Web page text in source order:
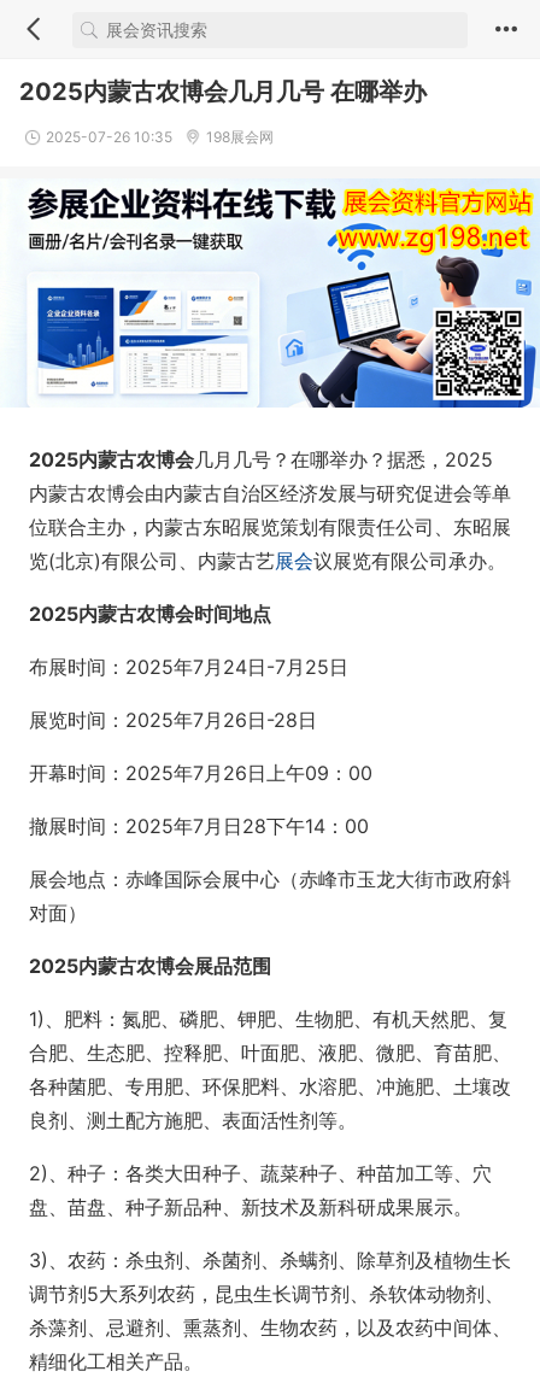
2025内蒙古农博会几月几号 在哪举办
2025-07-26 10:35 198展会网
2025内蒙古农博会几月几号？在哪举办？据悉，2025
内蒙古农博会由内蒙古自治区经济发展与研究促进会等单
位联合主办，内蒙古东昭展览策划有限责任公司、东昭展
览(北京)有限公司、内蒙古艺展会议展览有限公司承办。
2025内蒙古农博会时间地点
布展时间：2025年7月24日-7月25日
展览时间：2025年7月26日-28日
开幕时间：2025年7月26日上午09：00
撤展时间：2025年7月日28下午14：00
展会地点：赤峰国际会展中心（赤峰市玉龙大街市政府斜
对面）
2025内蒙古农博会展品范围
1)、肥料：氮肥、磷肥、钾肥、生物肥、有机天然肥、复
合肥、生态肥、控释肥、叶面肥、液肥、微肥、育苗肥、
各种菌肥、专用肥、环保肥料、水溶肥、冲施肥、土壤改
良剂、测土配方施肥、表面活性剂等。
2)、种子：各类大田种子、蔬菜种子、种苗加工等、穴
盘、苗盘、种子新品种、新技术及新科研成果展示。
3)、农药：杀虫剂、杀菌剂、杀螨剂、除草剂及植物生长
调节剂5大系列农药，昆虫生长调节剂、杀软体动物剂、
杀藻剂、忌避剂、熏蒸剂、生物农药，以及农药中间体、
精细化工相关产品。